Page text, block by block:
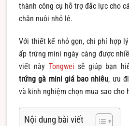
thành công cụ hỗ trợ đắc lực cho
chăn nuôi nhỏ lẻ.
Với thiết kế nhỏ gọn, chi phí hợp
ấp trứng mini ngày càng được
viết này Tongwei sẽ giúp bạn
trứng gà mini giá bao nhiêu, ưu
và kinh nghiệm chọn mua sao cho
Nội dung bài viết